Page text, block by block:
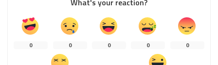
0 0 0 0 0